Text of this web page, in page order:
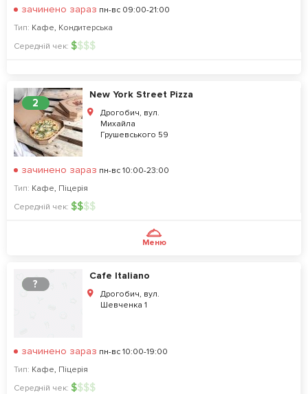
зачинено зараз пн-вс 09:00-21:00
Тип: Кафе, Кондитерська
Середній чек: $$$$
2
New York Street Pizza
Дрогобич, вул.
Михайла
Грушевського 59
зачинено зараз пн-вс 10:00-23:00
Тип: Кафе, Піцерія
Середній чек: $$$$
Меню
?
Cafe Italiano
Дрогобич, вул.
Шевченка 1
зачинено зараз пн-вс 10:00-19:00
Тип: Кафе, Піцерія
Середній чек: $$$$